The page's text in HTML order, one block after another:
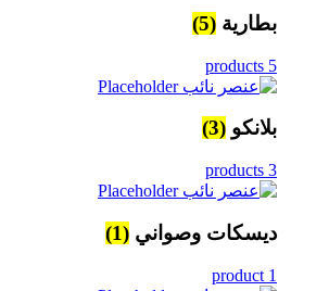
بطارية (5)
5 products
بلانكو (3)
3 products
ديسكات وصواني (1)
1 product